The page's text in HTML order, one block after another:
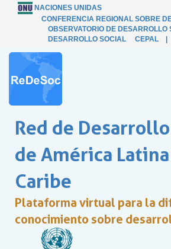
NACIONES UNIDAS
CONFERENCIA REGIONAL SOBRE
OBSERVATORIO DE DESARROLLO
DESARROLLO SOCIAL
CEPAL
Red de
de América
Caribe
Plataforma virtual para la
conocimiento sobre